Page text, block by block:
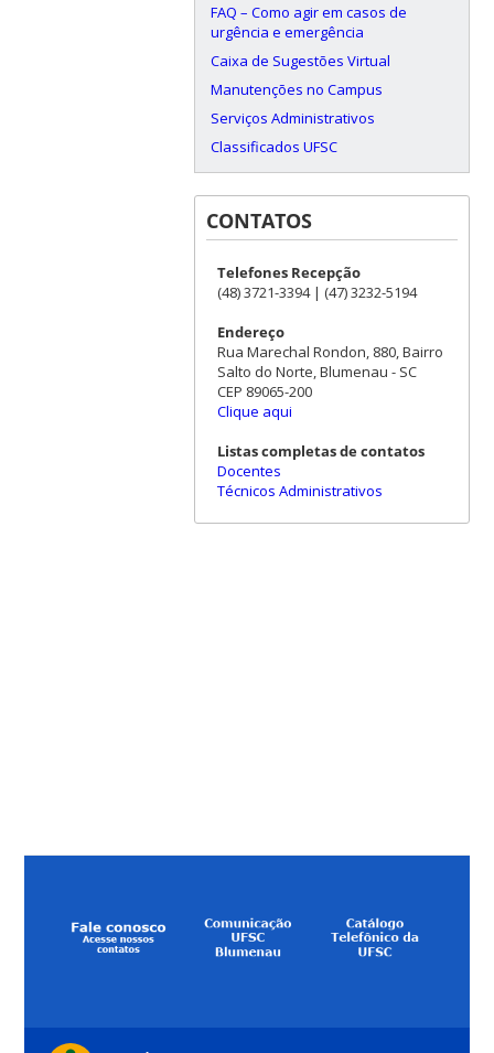
FAQ – Como agir em casos de
urgência e emergência
Caixa de Sugestões Virtual
Manutenções no Campus
Serviços Administrativos
Classificados UFSC
CONTATOS
Telefones Recepção
(48) 3721-3394 | (47) 3232-5194
Endereço
Rua Marechal Rondon, 880, Bairro
Salto do Norte, Blumenau - SC
CEP 89065-200
Clique aqui
Listas completas de contatos
Docentes
Técnicos Administrativos